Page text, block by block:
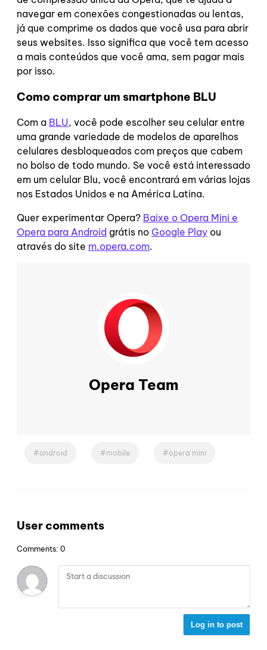
navegar em conexões congestionadas ou lentas,
já que comprime os dados que você usa para abrir
seus websites. Isso significa que você tem acesso
a mais conteúdos que você ama, sem pagar mais
por isso.
Como comprar um smartphone BLU
Com a BLU, você pode escolher seu celular entre
uma grande variedade de modelos de aparelhos
celulares desbloqueados com preços que cabem
no bolso de todo mundo. Se você está interessado
em um celular Blu, você encontrará em várias lojas
nos Estados Unidos e na América Latina.
Quer experimentar Opera? Baixe o Opera Mini e
Opera para Android grátis no Google Play ou
através do site m.opera.com.
Opera Team
android mobile opera mini
User comments
Comments: 0
Log in to post